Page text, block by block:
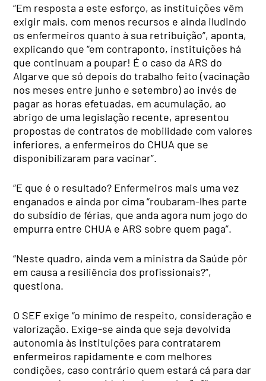
“Em resposta a este esforço, as instituições vêm
exigir mais, com menos recursos e ainda iludindo
os enfermeiros quanto à sua retribuição”, aponta,
explicando que “em contraponto, instituições há
que continuam a poupar! É o caso da ARS do
Algarve que só depois do trabalho feito (vacinação
nos meses entre junho e setembro) ao invés de
pagar as horas efetuadas, em acumulação, ao
abrigo de uma legislação recente, apresentou
propostas de contratos de mobilidade com valores
inferiores, a enfermeiros do CHUA que se
disponibilizaram para vacinar”.
“E que é o resultado? Enfermeiros mais uma vez
enganados e ainda por cima “roubaram-lhes parte
do subsídio de férias, que anda agora num jogo do
empurra entre CHUA e ARS sobre quem paga”.
“Neste quadro, ainda vem a ministra da Saúde pôr
em causa a resiliência dos profissionais?”,
questiona.
O SEF exige “o mínimo de respeito, consideração e
valorização. Exige-se ainda que seja devolvida
autonomia às instituições para contratarem
enfermeiros rapidamente e com melhores
condições, caso contrário quem estará cá para dar